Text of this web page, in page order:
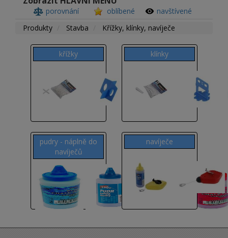
porovnání oblíbené
navštívené
Produkty
Stavba Křížky, klínky, navíječe
křížky klínky
pudry - náplně do
navíječů
navíječe